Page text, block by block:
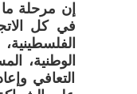
إن مرحلة ما
في كل
الوطنية،
التعافي